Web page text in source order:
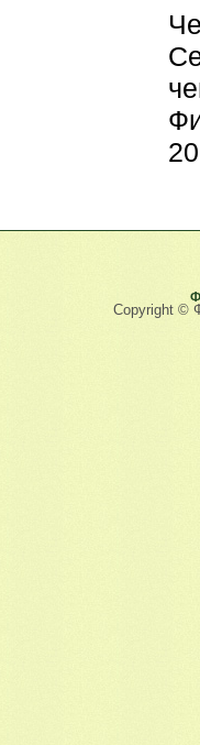
Copyright ©